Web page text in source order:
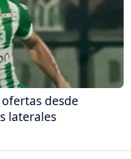
desde
laterales